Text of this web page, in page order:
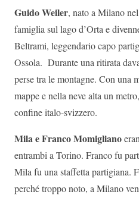
Guido Weiler, nato a Milano
famiglia sul lago d’Orta e
Beltrami, leggendario capo
Ossola. Durante una ritirata
perse tra le montagne. Con una
mappe e nella neve alta un
confine italo-svizzero.
Mila e Franco Momigliano
entrambi a Torino. Franco fu
Mila fu una staffetta partigiana.
perché troppo noto, a Milano